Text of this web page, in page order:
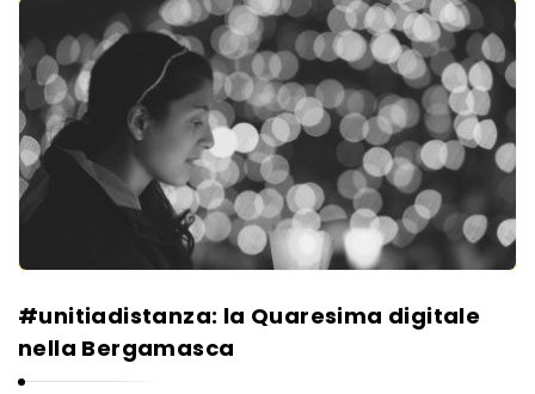
#unitiadistanza: la Quaresima digitale
nella Bergamasca